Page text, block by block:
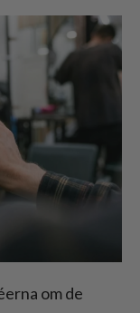
om de